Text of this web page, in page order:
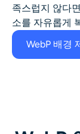
족스럽지 않다
소를 자유롭게
WebP 배경